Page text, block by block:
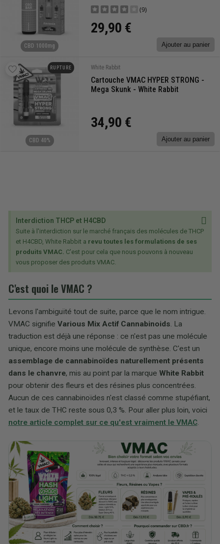
CBD 1000mg
(9)
29,90 €
Ajouter au panier
RUPTURE
CBD 40%
White Rabbit
Cartouche VMAC HYPER STRONG -
Mega Skunk - White Rabbit
34,90 €
Ajouter au panier
Interdiction THCP et H4CBD
Suite à l'interdiction sur le marché français des molécules de THCP
et H4CBD, White Rabbit a revu toutes les formulations de ses
produits VMAC. C'est pour cela que nous pouvons à nouveau
vous proposer des produits VMAC.
C'est quoi le VMAC ?
Levons l'ambiguïté tout de suite, parce que le nom intrigue.
VMAC signifie Various Mix Actif Cannabinoids. La
traduction est déjà une réponse : ce n'est pas une molécule
unique, encore moins une molécule de synthèse. C'est un
assemblage de cannabinoïdes naturellement présents
dans le chanvre, mis au point par la marque White Rabbit
pour obtenir des fleurs et des résines plus concentrées.
Aucun de ces cannabinoïdes n'est classé comme stupéfiant,
et le taux de THC reste sous 0,3 %. Pour aller plus loin, voici
notre article complet sur ce qu'est vraiment le VMAC.